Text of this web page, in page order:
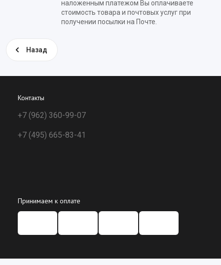
наложенным платежом Вы оплачиваете
стоимость товара и почтовых услуг при
получении посылки на Почте.
Назад
Контакты
+7 (962) 360-99-07
+7 (495) 665-83-41
Принимаем к оплате